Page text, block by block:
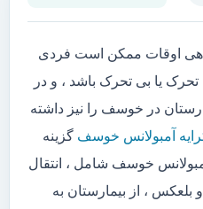
اوقات ممکن است فردی
یا بی تحرک باشد ، و در
در خوسف را نیز داشته
آمبولانس خوسف گزینه
خوسف شامل ، انتقال
بلعکس ، از بیمارستان به